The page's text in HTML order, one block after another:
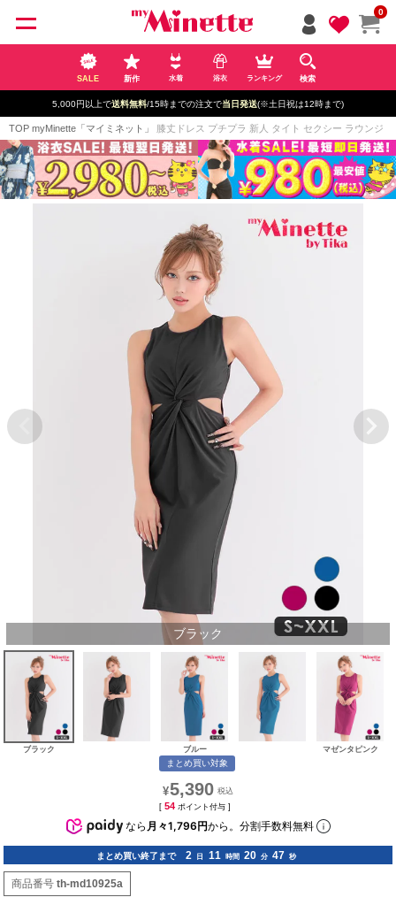
0
SALE 新作 水着 浴衣 ランキング 検索
5,000円以上で送料無料/15時までの注文で当日発送(※土日祝は12時まで)
TOP myMinette「マイミネット」 膝丈ドレス プチプラ 新人 タイト セクシー ラウンジ
ブラック
ブラック ブルー マゼンタピンク
まとめ買い対象
¥5,390
[ 54 ポイント付与 ]
なら 月々1,796円から。分割手数料無料
まとめ買い終了まで 2 日 11 時間 20 分 46 秒
商品番号 th-md10925a
ペー
ジト
ップ